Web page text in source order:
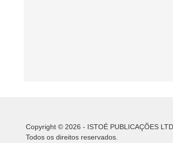
Copyright © 2026 - ISTOÉ PUBLICAÇÕES
Todos os direitos reservados.